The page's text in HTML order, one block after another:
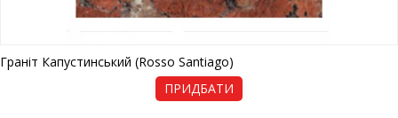
ПРИДБАТИ
Граніт Капустинський (Rosso Santiago)